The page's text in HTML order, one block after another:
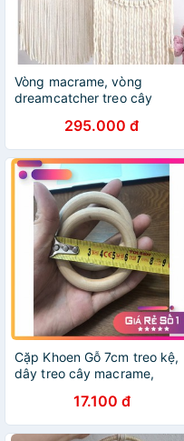
Vòng macrame, vòng
dreamcatcher treo cây
295.000 đ
Cặp Khoen Gỗ 7cm treo kệ,
dây treo cây macrame,
17.100 đ